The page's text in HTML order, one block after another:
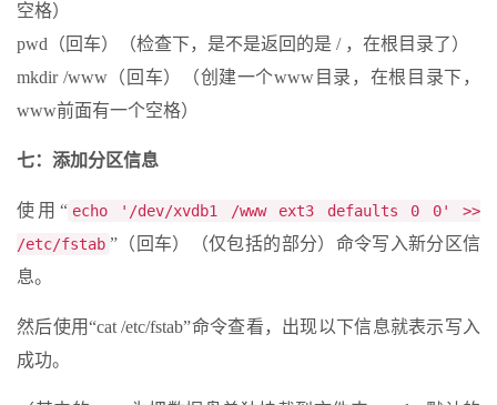
空格）
pwd（回车）（检查下，是不是返回的是 / ，在根目录了）
mkdir /www（回车）（创建一个www目录，在根目录下，
www前面有一个空格）
七：添加分区信息
使用“ echo '/dev/xvdb1 /www ext3 defaults 0 0' >>
/etc/fstab ”（回车）（仅包括的部分）命令写入新分区信
息。
然后使用“cat /etc/fstab”命令查看，出现以下信息就表示写入
成功。